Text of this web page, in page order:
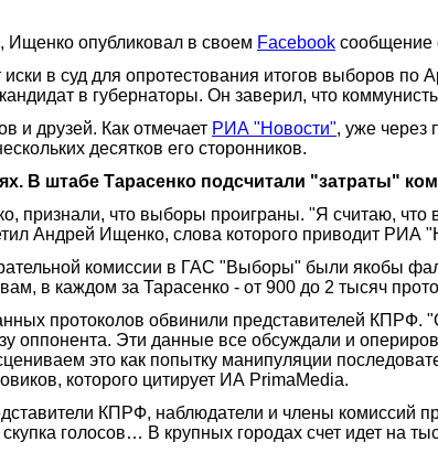
Ищенко опубликовал в своем Facebook сообщение
в суд для опротестования итогов выборов по
в губернаторы. Он заверил, что
и друзей. Как отмечает РИА "Новости", уже через
десятков его сторонников.
В штабе Тарасенко подсчитали "затраты"
признали, что выборы проиграны. "Я считаю,
Андрей Ищенко, слова которого приводит РИА
комиссии в ГАС "Выборы" были якобы
в каждом за Тарасенко - от 900 до 2 тысяч
протоколов обвинили представителей
оппонента. Эти данные все обсуждали и
это как попытку манипуляции
которого цитирует ИА PrimaMedia.
КПРФ, наблюдатели и члены комиссий
голосов… В крупных городах счет идет на